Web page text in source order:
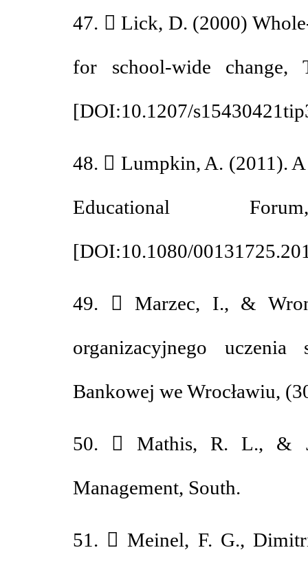
47.  Lick, D. (2000)
for school-wide
[DOI:10.1207/
48.  Lumpkin, A.
Educational
[DOI:10.1080/
49.  Marzec, I., &
organizacyjnego
Bankowej we Wrocławiu,
50.  Mathis, R. L., &
Management, South.
51.  Meinel, F. G.,